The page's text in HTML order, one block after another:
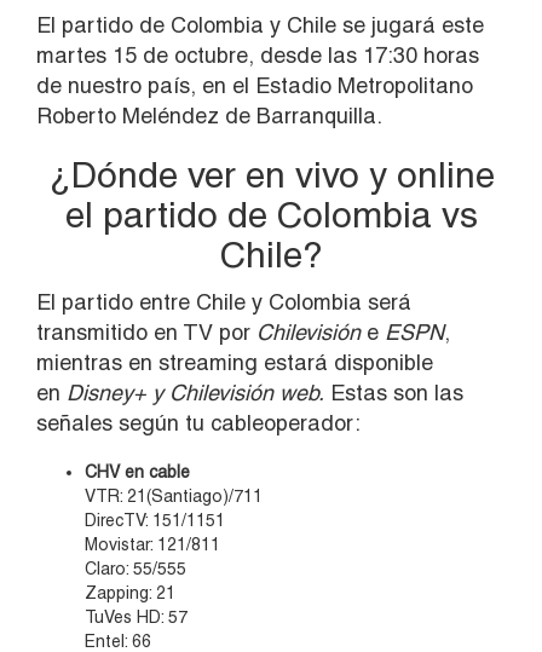
El partido de Colombia y Chile se jugará este
martes 15 de octubre, desde las 17:30 horas
de nuestro país, en el Estadio Metropolitano
Roberto Meléndez de Barranquilla.
¿Dónde ver en vivo y online
el partido de Colombia vs
Chile?
El partido entre Chile y Colombia será
transmitido en TV por Chilevisión e ESPN,
mientras en streaming estará disponible
en Disney+ y Chilevisión web. Estas son las
señales según tu cableoperador:
CHV en cable
VTR: 21(Santiago)/711
DirecTV: 151/1151
Movistar: 121/811
Claro: 55/555
Zapping: 21
TuVes HD: 57
Entel: 66